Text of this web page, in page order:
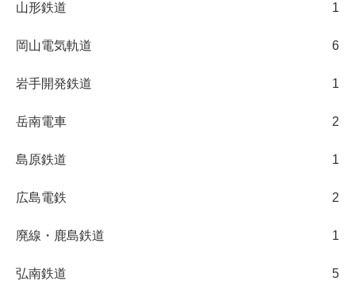
山形鉄道 1
岡山電気軌道 6
岩手開発鉄道 1
岳南電車 2
島原鉄道 1
広島電鉄 2
廃線・鹿島鉄道 1
弘南鉄道 5